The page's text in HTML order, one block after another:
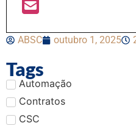
ABSC outubro 1, 2025
Tags
Automação
Contratos
CSC